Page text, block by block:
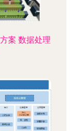
案 数据处理